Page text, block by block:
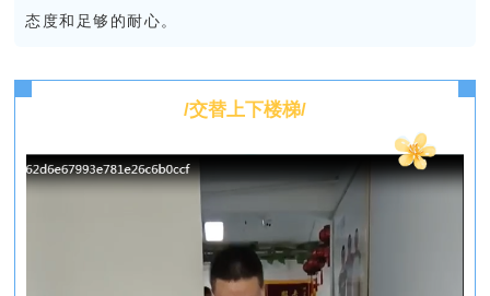
态度和足够的耐心。
/交替上下楼梯/